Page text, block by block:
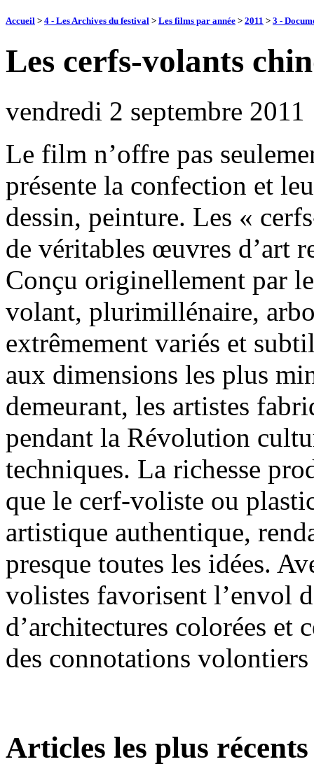
Accueil > 4 - Les Archives du festival > Les films par année > 2011 > 3 -
Les cerfs-volants
vendredi 2 septembre 2011
Le film n’offre pas
présente la confection et
dessin, peinture. Les «
de véritables œuvres d’art
Conçu originellement par
volant, plurimillénaire,
extrêmement variés et
aux dimensions les plus
demeurant, les artistes
pendant la Révolution
techniques. La richesse
que le cerf-voliste ou
artistique authentique,
presque toutes les idées.
volistes favorisent l’envol
d’architectures colorées et
des connotations
Articles les plus récents